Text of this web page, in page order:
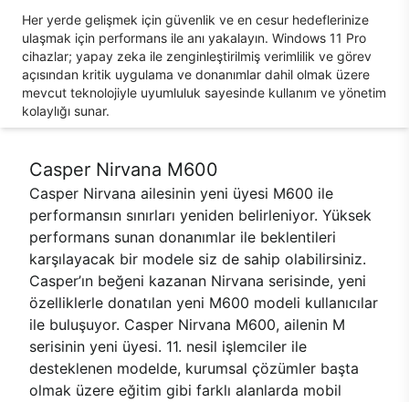
Her yerde gelişmek için güvenlik ve en cesur hedeflerinize
ulaşmak için performans ile anı yakalayın. Windows 11 Pro
cihazlar; yapay zeka ile zenginleştirilmiş verimlilik ve görev
açısından kritik uygulama ve donanımlar dahil olmak üzere
mevcut teknolojiyle uyumluluk sayesinde kullanım ve yönetim
kolaylığı sunar.
Casper Nirvana M600
Casper Nirvana ailesinin yeni üyesi M600 ile
performansın sınırları yeniden belirleniyor. Yüksek
performans sunan donanımlar ile beklentileri
karşılayacak bir modele siz de sahip olabilirsiniz.
Casper’ın beğeni kazanan Nirvana serisinde, yeni
özelliklerle donatılan yeni M600 modeli kullanıcılar
ile buluşuyor. Casper Nirvana M600, ailenin M
serisinin yeni üyesi. 11. nesil işlemciler ile
desteklenen modelde, kurumsal çözümler başta
olmak üzere eğitim gibi farklı alanlarda mobil